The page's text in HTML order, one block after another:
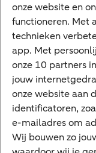
Internet
ABN AMRO
Tikkie
Apple Pay
Google Pay
Veilig
Meest
onze website en
functioneren. Met
technieken
app. Met
onze 10 partners
jouw
onze website aan
identificatoren,
e-mailadres om
Wij bouwen zo